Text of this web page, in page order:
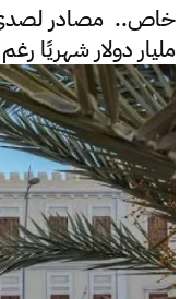
مليار دولار شهريًا